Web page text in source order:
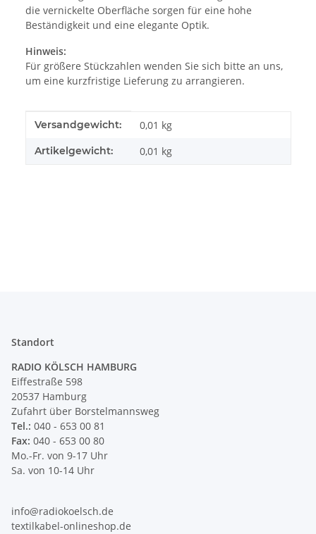
die vernickelte Oberfläche sorgen für eine hohe
Beständigkeit und eine elegante Optik.
Hinweis:
Für größere Stückzahlen wenden Sie sich bitte an uns,
um eine kurzfristige Lieferung zu arrangieren.
Produkteigenschaft
Wert
Versandgewicht: 0,01 kg
Artikelgewicht: 0,01 kg
Standort
RADIO KÖLSCH HAMBURG
Eiffestraße 598
20537 Hamburg
Zufahrt über Borstelmannsweg
Tel.: 040 - 653 00 81
Fax: 040 - 653 00 80
Mo.-Fr. von 9-17 Uhr
Sa. von 10-14 Uhr
info@radiokoelsch.de
textilkabel-onlineshop.de